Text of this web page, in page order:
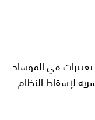
تغييرات في الموساد
لإسقاط النظام